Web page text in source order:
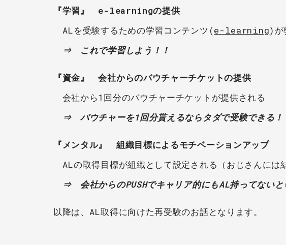
『学習』 e-learningの提供
ALを受験するための学習コンテンツ(e-learning)が
⇒ これで学習しよう！！
『資金』 会社からのバウチャーチケットの提供
会社から1回分のバウチャーチケットが提供される
⇒ バウチャーを1回分貰えるならタダで受験できる！
『メンタル』 組織目標によるモチベーションアップ
ALの取得目標が組織として設定される（おじさんには
⇒ 会社からのPUSHでキャリア的にもAL持ってないと
以降は、AL取得に向けた再受験のお話となります。